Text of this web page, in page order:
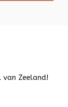
van Zeeland!